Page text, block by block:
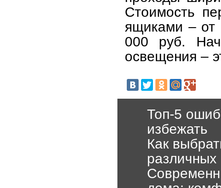
Стоимость
ящиками – от
000 руб.
освещения –
Топ-5
избежать
Как